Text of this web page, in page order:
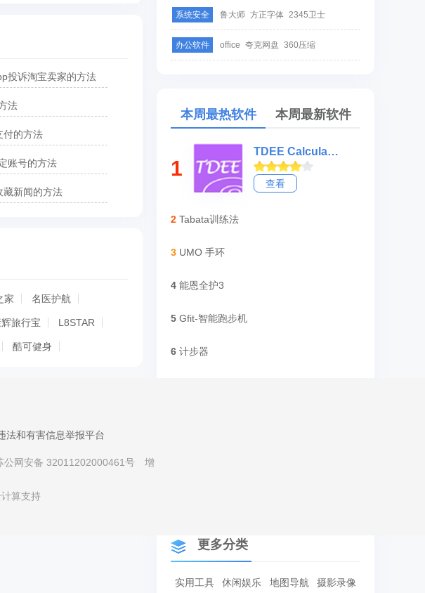
投诉淘宝卖家的方法
法
付的方法
账号的方法
藏新闻的方法
家 名医护航
辉旅行宝 L8STAR
酷可健身
端
系统安全 鲁大师 方正字体 2345卫士
办公软件 office 夸克网盘 360压缩
本周最热软件 本周最新软件
1
TDEE Calculator - 每日消耗卡路里计算器
查看
2 Tabata训练法
3 UMO 手环
4 能恩全护3
5 Gfit-智能跑步机
6 计步器
更多分类
实用工具 休闲娱乐 地图导航 摄影录像
法和有害信息举报平台
公网安备 32011202000461号
增
算支持